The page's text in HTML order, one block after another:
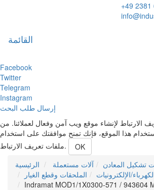
+49
القائمة
Facebook
Twitter
Telegram
Instagram
إرسال طلب البحث
الارتباط لإنشاء موقع ويب آمن وفعال لعملائنا. من
هذا الموقع، فإنك تمنح موافقتك على استخدام
ملفات تعريف الارتباط.
OK
الرئيسية
آلات مستعملة
تشكيل المعادن
الملحقات وقطع الغيار
الإلكترونيات
Indramat MOD1/1X0300-571 / 943604